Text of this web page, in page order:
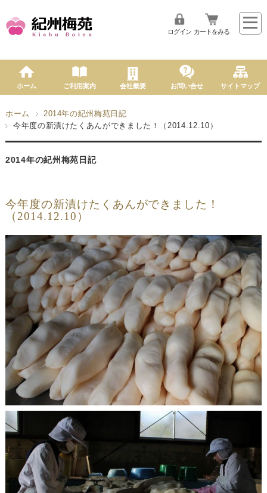
ログイン カートをみる
ホーム ご利用案内 会社概要 お問い合せ サイトマップ
ホーム
2014年の紀州梅苑日記
今年度の新漬けたくあんができました！（2014.12.10）
2014年の紀州梅苑日記
今年度の新漬けたくあんができました！
（2014.12.10）